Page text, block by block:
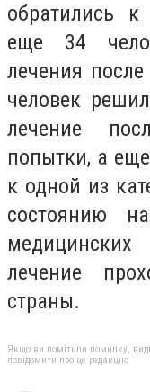
обратились
еще 34
лечения
человек
лечение
попытки, а
к одной из
состоянию
лечение
страны.
Якщо ви помітили помилку,
повідомити про це редакцію